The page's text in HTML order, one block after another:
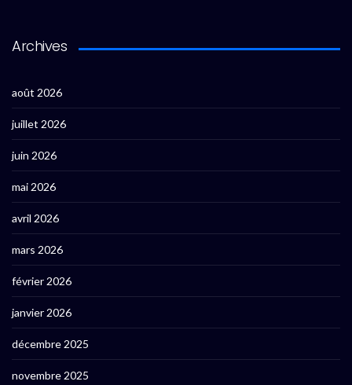
Archives
août 2026
juillet 2026
juin 2026
mai 2026
avril 2026
mars 2026
février 2026
janvier 2026
décembre 2025
novembre 2025